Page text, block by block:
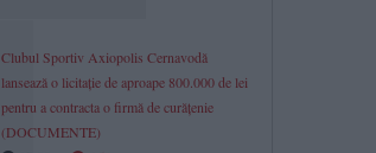
Clubul Sportiv Axiopolis Cernavodă
lansează o licitație de aproape 800.000 de lei
pentru a contracta o firmă de curățenie
(DOCUMENTE)